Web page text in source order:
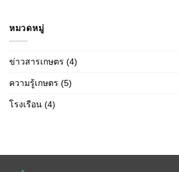
หมวดหมู่
ข่าวสารเกษตร (4)
ความรู้เกษตร (5)
โรงเรือน (4)